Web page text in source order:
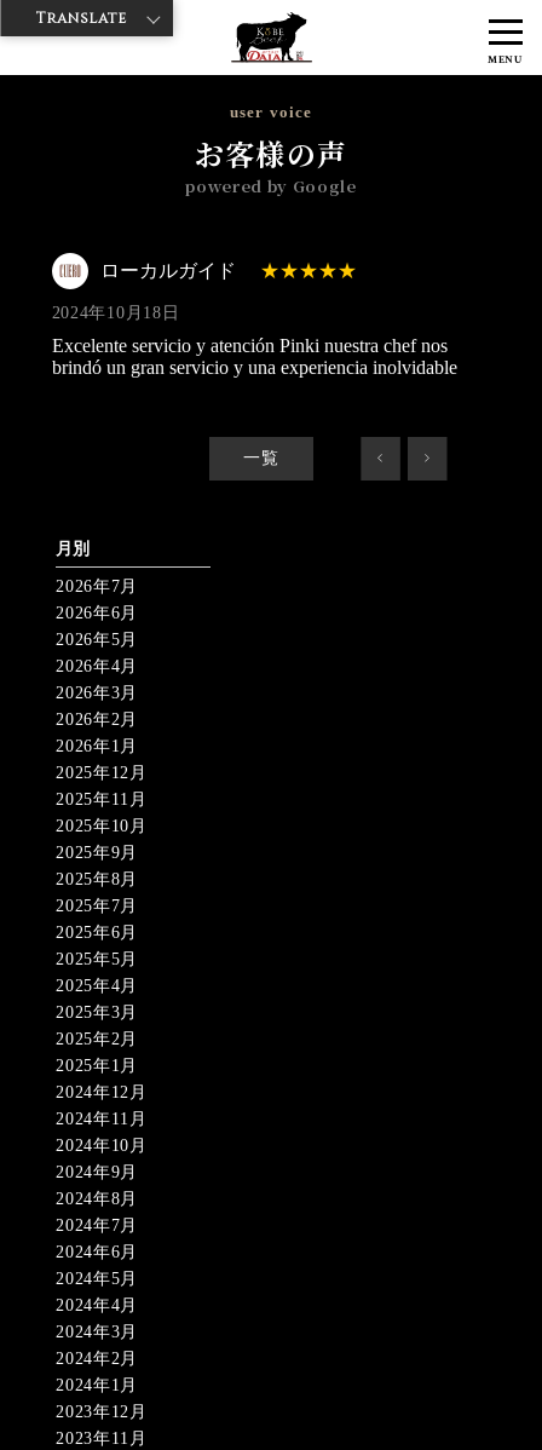
MENU
神戸牛ダイヤ > 神戸牛ダイア 浅草楽天地店
ロー
user voice
お客様の声
powered by Google
ローカルガイド
2024年10月18日
Excelente servicio y atención Pinki nuestra chef nos
brindó un gran servicio y una experiencia inolvidable
一覧 < >
月別
2026年7月
2026年6月
2026年5月
2026年4月
2026年3月
2026年2月
2026年1月
2025年12月
2025年11月
2025年10月
2025年9月
2025年8月
2025年7月
2025年6月
2025年5月
2025年4月
2025年3月
2025年2月
2025年1月
2024年12月
2024年11月
2024年10月
2024年9月
2024年8月
2024年7月
2024年6月
2024年5月
2024年4月
2024年3月
2024年2月
2024年1月
2023年12月
2023年11月
Translate